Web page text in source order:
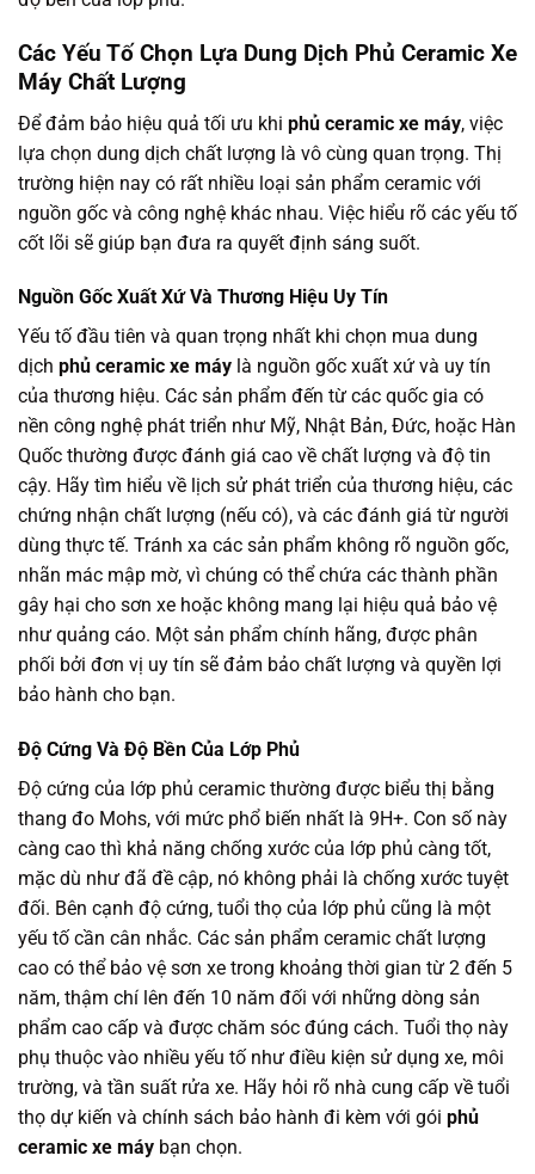
Các Yếu Tố Chọn Lựa Dung Dịch Phủ Ceramic Xe
Máy Chất Lượng
Để đảm bảo hiệu quả tối ưu khi phủ ceramic xe máy, việc
lựa chọn dung dịch chất lượng là vô cùng quan trọng. Thị
trường hiện nay có rất nhiều loại sản phẩm ceramic với
nguồn gốc và công nghệ khác nhau. Việc hiểu rõ các yếu tố
cốt lõi sẽ giúp bạn đưa ra quyết định sáng suốt.
Nguồn Gốc Xuất Xứ Và Thương Hiệu Uy Tín
Yếu tố đầu tiên và quan trọng nhất khi chọn mua dung
dịch phủ ceramic xe máy là nguồn gốc xuất xứ và uy tín
của thương hiệu. Các sản phẩm đến từ các quốc gia có
nền công nghệ phát triển như Mỹ, Nhật Bản, Đức, hoặc Hàn
Quốc thường được đánh giá cao về chất lượng và độ tin
cậy. Hãy tìm hiểu về lịch sử phát triển của thương hiệu, các
chứng nhận chất lượng (nếu có), và các đánh giá từ người
dùng thực tế. Tránh xa các sản phẩm không rõ nguồn gốc,
nhãn mác mập mờ, vì chúng có thể chứa các thành phần
gây hại cho sơn xe hoặc không mang lại hiệu quả bảo vệ
như quảng cáo. Một sản phẩm chính hãng, được phân
phối bởi đơn vị uy tín sẽ đảm bảo chất lượng và quyền lợi
bảo hành cho bạn.
Độ Cứng Và Độ Bền Của Lớp Phủ
Độ cứng của lớp phủ ceramic thường được biểu thị bằng
thang đo Mohs, với mức phổ biến nhất là 9H+. Con số này
càng cao thì khả năng chống xước của lớp phủ càng tốt,
mặc dù như đã đề cập, nó không phải là chống xước tuyệt
đối. Bên cạnh độ cứng, tuổi thọ của lớp phủ cũng là một
yếu tố cần cân nhắc. Các sản phẩm ceramic chất lượng
cao có thể bảo vệ sơn xe trong khoảng thời gian từ 2 đến 5
năm, thậm chí lên đến 10 năm đối với những dòng sản
phẩm cao cấp và được chăm sóc đúng cách. Tuổi thọ này
phụ thuộc vào nhiều yếu tố như điều kiện sử dụng xe, môi
trường, và tần suất rửa xe. Hãy hỏi rõ nhà cung cấp về tuổi
thọ dự kiến và chính sách bảo hành đi kèm với gói phủ
ceramic xe máy bạn chọn.